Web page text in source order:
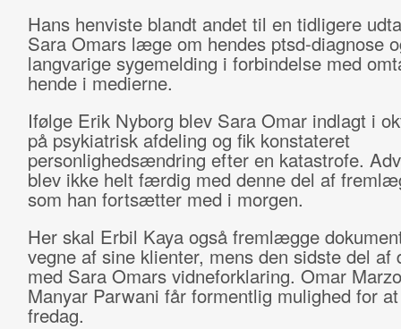
Hans henviste blandt andet til en tidligere
Sara Omars læge om hendes ptsd-diagnose
langvarige sygemelding i forbindelse med
hende i medierne.
Ifølge Erik Nyborg blev Sara Omar indlagt i
på psykiatrisk afdeling og fik konstateret
personlighedsændring efter en katastrofe.
blev ikke helt færdig med denne del af
som han fortsætter med i morgen.
Her skal Erbil Kaya også fremlægge
vegne af sine klienter, mens den sidste del af
med Sara Omars vidneforklaring. Omar
Manyar Parwani får formentlig mulighed for
fredag.